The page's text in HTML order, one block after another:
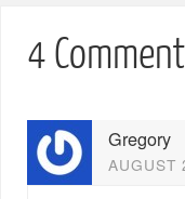
4
Gregory
AUGUST